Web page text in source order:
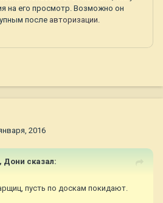
2016
Дони сказал:
пусть по доскам покидают.